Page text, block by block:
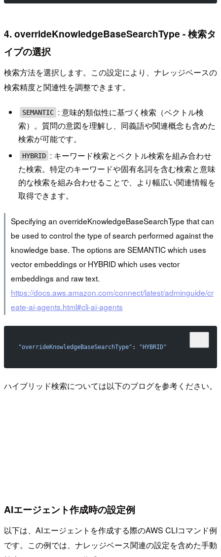
4. overrideKnowledgeBaseSearchType - 検索タ
イプの選択
検索方法を選択します。この設定により、ナレッジベースの
検索精度と関連性を調整できます。
SEMANTIC : 意味的類似性に基づく検索（ベクトル検
索）。質問の意図を理解し、同義語や関連概念も含めた
検索が可能です。
HYBRID : キーワード検索とベクトル検索を組み合わせ
た検索。特定のキーワードや固有名詞を含む検索と意味
的な検索を組み合わせることで、より幅広い関連情報を
取得できます。
Specifying an overrideKnowledgeBaseSearchType that can
be used to control the type of search performed against the
knowledge base. The options are SEMANTIC which uses
vector embeddings or HYBRID which uses vector
embeddings and raw text.
https://docs.aws.amazon.com/connect/latest/adminguide/cr
eate-ai-agents.html#cli-ai-agents
"overrideKnowledgeBaseSearchType" : "HYBRID"
ハイブリッド検索については以下のブログを参考ください。
AIエージェント作成時の設定例
以下は、AIエージェントを作成する際のAWS CLIコマンド例
です。この例では、ナレッジベース関連の設定を含めた手動